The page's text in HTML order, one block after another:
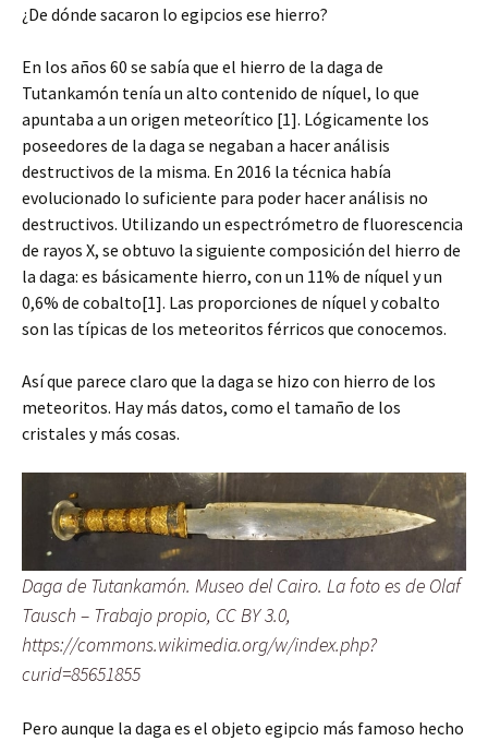
¿De dónde sacaron lo egipcios ese hierro?
En los años 60 se sabía que el hierro de la daga de
Tutankamón tenía un alto contenido de níquel, lo que
apuntaba a un origen meteorítico [1]. Lógicamente los
poseedores de la daga se negaban a hacer análisis
destructivos de la misma. En 2016 la técnica había
evolucionado lo suficiente para poder hacer análisis no
destructivos. Utilizando un espectrómetro de fluorescencia
de rayos X, se obtuvo la siguiente composición del hierro de
la daga: es básicamente hierro, con un 11% de níquel y un
0,6% de cobalto[1]. Las proporciones de níquel y cobalto
son las típicas de los meteoritos férricos que conocemos.
Así que parece claro que la daga se hizo con hierro de los
meteoritos. Hay más datos, como el tamaño de los
cristales y más cosas.
Daga de Tutankamón. Museo del Cairo. La foto es de Olaf
Tausch – Trabajo propio, CC BY 3.0,
https://commons.wikimedia.org/w/index.php?
curid=85651855
Pero aunque la daga es el objeto egipcio más famoso hecho